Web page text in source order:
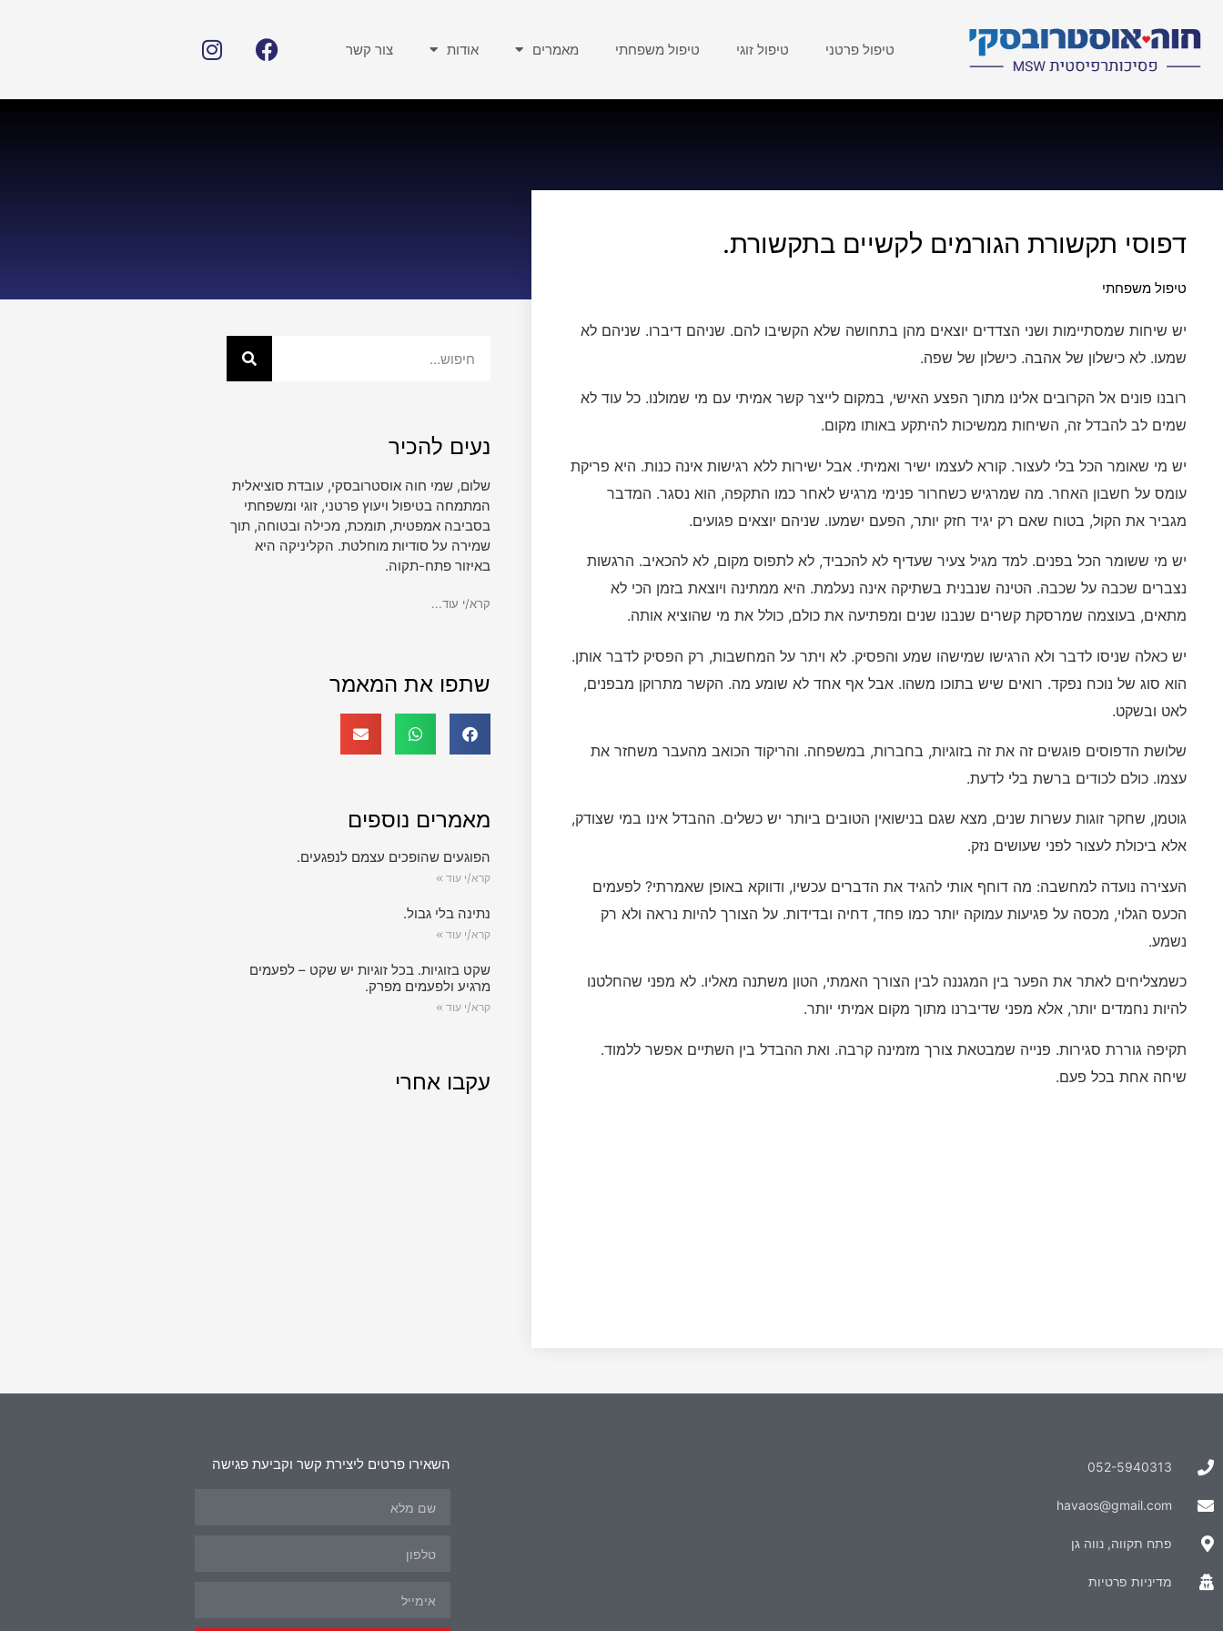
טיפול פרטני טיפול זוגי טיפול משפחתי מאמרים אודות צור קשר
דפוסי תקשורת הגורמים לקשיים בתקשורת.
טיפול משפחתי
יש שיחות שמסתיימות ושני הצדדים יוצאים מהן בתחושה שלא הקשיבו להם. שניהם דיברו. שניהם לא
שמעו. לא כישלון של אהבה. כישלון של שפה.
רובנו פונים אל הקרובים אלינו מתוך הפצע האישי, במקום לייצר קשר אמיתי עם מי שמולנו. כל עוד לא
שמים לב להבדל זה, השיחות ממשיכות להיתקע באותו מקום.
יש מי שאומר הכל בלי לעצור. קורא לעצמו ישיר ואמיתי. אבל ישירות ללא רגישות אינה כנות. היא פריקת
עומס על חשבון האחר. מה שמרגיש כשחרור פנימי מרגיש לאחר כמו התקפה, הוא נסגר. המדבר
מגביר את הקול, בטוח שאם רק יגיד חזק יותר, הפעם ישמעו. שניהם יוצאים פגועים.
יש מי ששומר הכל בפנים. למד מגיל צעיר שעדיף לא להכביד, לא לתפוס מקום, לא להכאיב. הרגשות
נצברים שכבה על שכבה. הטינה שנבנית בשתיקה אינה נעלמת. היא ממתינה ויוצאת בזמן הכי לא
מתאים, בעוצמה שמרסקת קשרים שנבנו שנים ומפתיעה את כולם, כולל את מי שהוציא אותה.
יש כאלה שניסו לדבר ולא הרגישו שמישהו שמע והפסיק. לא ויתר על המחשבות, רק הפסיק לדבר אותן.
הוא סוג של נוכח נפקד. רואים שיש בתוכו משהו. אבל אף אחד לא שומע מה. הקשר מתרוקן מבפנים,
לאט ובשקט.
שלושת הדפוסים פוגשים זה את זה בזוגיות, בחברות, במשפחה. והריקוד הכואב מהעבר משחזר את
עצמו. כולם לכודים ברשת בלי לדעת.
גוטמן, שחקר זוגות עשרות שנים, מצא שגם בנישואין הטובים ביותר יש כשלים. ההבדל אינו במי שצודק,
אלא ביכולת לעצור לפני שעושים נזק.
העצירה נועדה למחשבה: מה דוחף אותי להגיד את הדברים עכשיו, ודווקא באופן שאמרתי? לפעמים
הכעס הגלוי, מכסה על פגיעות עמוקה יותר כמו פחד, דחיה ובדידות. על הצורך להיות נראה ולא רק
נשמע.
כשמצליחים לאתר את הפער בין המגננה לבין הצורך האמתי, הטון משתנה מאליו. לא מפני שהחלטנו
להיות נחמדים יותר, אלא מפני שדיברנו מתוך מקום אמיתי יותר.
תקיפה גוררת סגירות. פנייה שמבטאת צורך מזמינה קרבה. ואת ההבדל בין השתיים אפשר ללמוד.
שיחה אחת בכל פעם.
נעים להכיר
שלום, שמי חוה אוסטרובסקי, עובדת סוציאלית
המתמחה בטיפול ויעוץ פרטני, זוגי ומשפחתי
בסביבה אמפטית, תומכת, מכילה ובטוחה, תוך
שמירה על סודיות מוחלטת. הקליניקה היא
באיזור פתח-תקוה.
קרא/י עוד...
שתפו את המאמר
מאמרים נוספים
הפוגעים שהופכים עצמם לנפגעים.
קרא/י עוד »
נתינה בלי גבול.
קרא/י עוד »
שקט בזוגיות. בכל זוגיות יש שקט – לפעמים
מרגיע ולפעמים מפרק.
קרא/י עוד »
עקבו אחרי
052-5940313
havaos@gmail.com
פתח תקווה, נווה גן
מדיניות פרטיות
השאירו פרטים ליצירת קשר וקביעת פגישה